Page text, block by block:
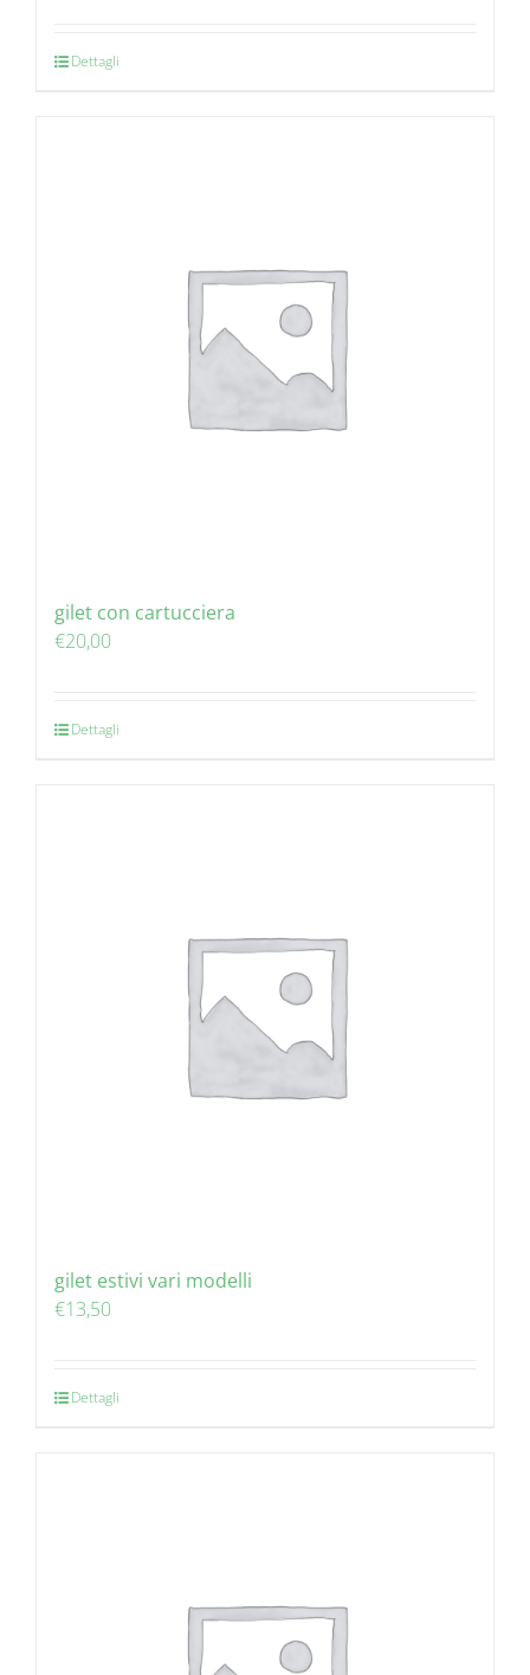
Dettagli
gilet con cartucciera
€20,00
Dettagli
gilet estivi vari modelli
€13,50
Dettagli